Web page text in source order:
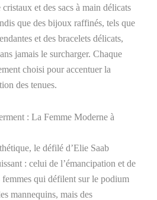
et des sacs à main délicats
que des bijoux raffinés, tels que
et des bracelets délicats,
jamais le surcharger. Chaque
choisi pour accentuer la
des tenues.
: La Femme Moderne à
le défilé d’Elie Saab
: celui de l’émancipation et de
qui défilent sur le podium
mannequins, mais des